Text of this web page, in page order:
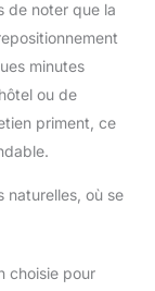
; nos
une
de noter que la
minutes
ou de
priment, ce
naturelles, où se
choisie pour